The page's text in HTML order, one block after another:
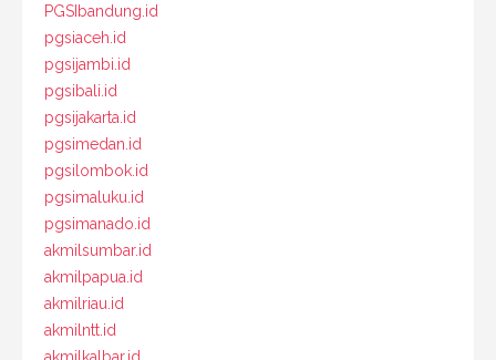
PGSIbandung.id
pgsiaceh.id
pgsijambi.id
pgsibali.id
pgsijakarta.id
pgsimedan.id
pgsilombok.id
pgsimaluku.id
pgsimanado.id
akmilsumbar.id
akmilpapua.id
akmilriau.id
akmilntt.id
akmilkalbar.id